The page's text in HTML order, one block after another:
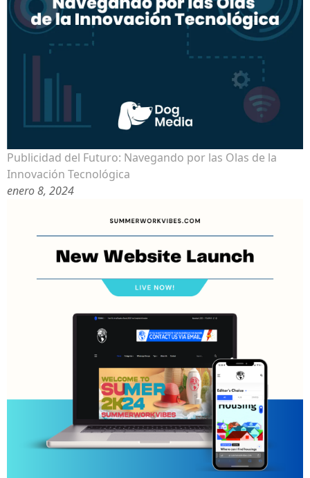
Publicidad del Futuro: Navegando por las Olas de la
Innovación Tecnológica
enero 8, 2024